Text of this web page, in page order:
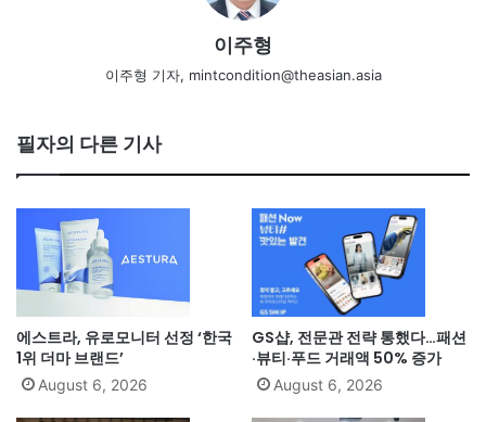
이주형
이주형 기자, mintcondition@theasian.asia
필자의 다른 기사
에스트라, 유로모니터 선정 ‘한국
1위 더마 브랜드’
August 6, 2026
GS샵, 전문관 전략 통했다…패션
·뷰티·푸드 거래액 50% 증가
August 6, 2026